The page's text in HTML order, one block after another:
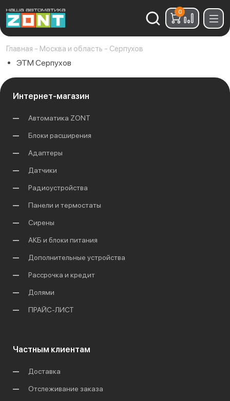
Найти:
0
Главная - Москва и область - Серпухов
ЭТМ Серпухов
Интернет-магазин
Автоматика ZONT
Блоки расширения
Адаптеры
Датчики
Радиоустройства
Панели и термостаты
Сирены
АКБ и блоки питания
Дополнительные устройства
Рассрочка и кредит
Долями
ПРАЙС-ЛИСТ
Частным клиентам
Доставка
Отслеживание заказа